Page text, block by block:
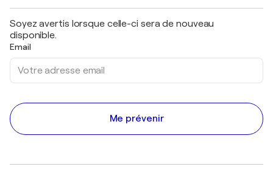
Soyez avertis lorsque celle-ci sera de nouveau
disponible.
Email
Me prévenir